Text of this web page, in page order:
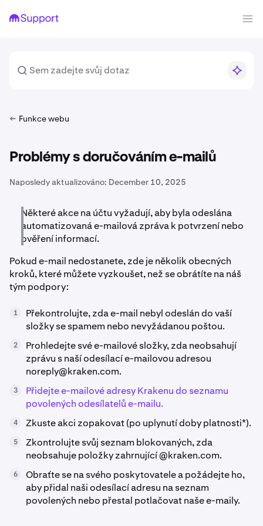
Funkce webu
Problémy s doručováním e-mailů
Naposledy aktualizováno: December 10, 2025
Některé akce na účtu vyžadují, aby byla odeslána
automatizovaná e-mailová zpráva k potvrzení nebo
ověření informací.
Pokud e-mail nedostanete, zde je několik obecných
kroků, které můžete vyzkoušet, než se obrátíte na náš
tým podpory:
1
Překontrolujte, zda e-mail nebyl odeslán do vaší
složky se spamem nebo nevyžádanou poštou.
2
Prohledejte své e-mailové složky, zda neobsahují
zprávu s naší odesílací e-mailovou adresou
noreply@kraken.com.
3
Přidejte e-mailové adresy Krakenu do seznamu
povolených odesílatelů e-mailu.
4 Zkuste akci zopakovat (po uplynutí doby platnosti*).
5
Zkontrolujte svůj seznam blokovaných, zda
neobsahuje položky zahrnující @kraken.com.
6
Obraťte se na svého poskytovatele a požádejte ho,
aby přidal naši odesílací adresu na seznam
povolených nebo přestal potlačovat naše e-maily.